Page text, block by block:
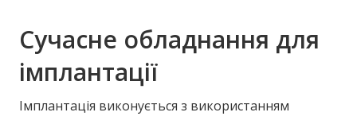
Сучасне обладнання для
імплантації
Імплантація виконується з використанням